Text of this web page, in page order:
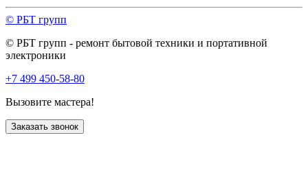
© РБТ групп
© РБТ групп - ремонт бытовой техники и портативной
электроники
+7 499 450-58-80
Вызовите мастера!
Заказать звонок